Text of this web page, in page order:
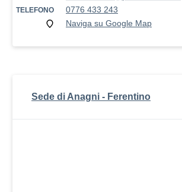
TELEFONO
0776 433 243
Naviga su Google Map
Sede di Anagni - Ferentino